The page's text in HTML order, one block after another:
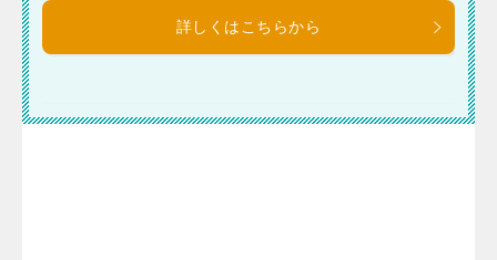
詳しくはこちらから